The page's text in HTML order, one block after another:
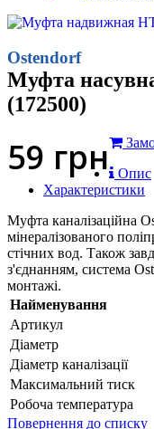
Ostendorf
Муфта
(172500)
59 грн
Опис
Характеристики
Муфта каналізаційна
мінералізованого
стічних вод. Також
з'єднанням, система
монтажі.
Найменування
Артикул
Діаметр
Діаметр каналізації
Максимальний тиск
Робоча температура
Повернення до списку